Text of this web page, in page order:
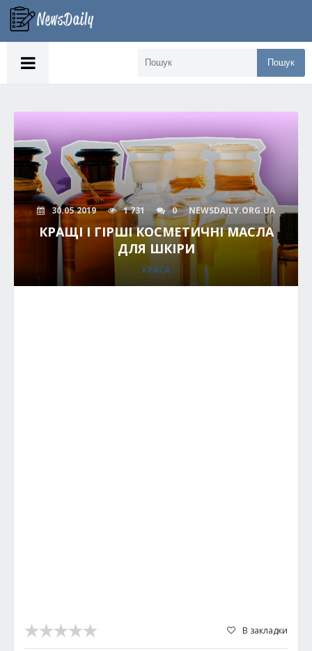
Пошук
30.05.2019 1 731 0 NEWSDAILY.ORG.UA
КРАЩІ І ГІРШІ КОСМЕТИЧНІ МАСЛА
ДЛЯ ШКІРИ
КРАСА
В закладки